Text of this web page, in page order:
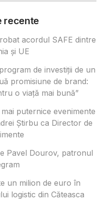
recente
acordul SAFE dintre
și UE
de investiții de un
promisiune de brand:
o viață mai bună”
puternice evenimente
Știrbu ca Director de
Pavel Dourov, patronul
un milion de euro în
logistic din Căteasca